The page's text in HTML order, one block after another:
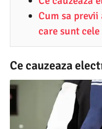
5
Cum sa previi
care sunt
Ce cauzeaza